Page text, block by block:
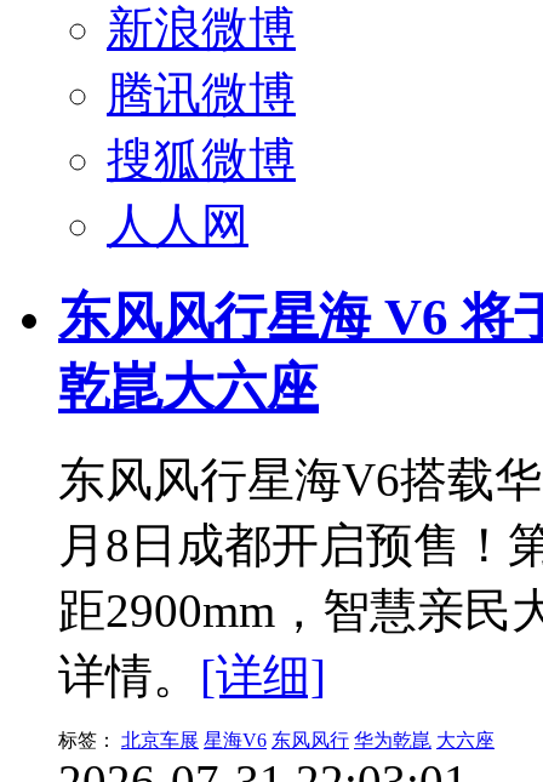
新浪微博
腾讯微博
搜狐微博
人人网
东风风行星海 V6 将
乾崑大六座
东风风行星海V6搭载
月8日成都开启预售！
距2900mm，智慧亲民
详情。 [详细]
标签： 北京车展 星海V6 东风风行 华为乾崑 大六座